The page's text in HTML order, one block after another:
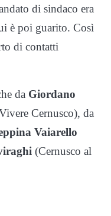
di sindaco era
è poi guarito. Così
di contatti
da Giordano
Cernusco), da
Vaiarello
(Cernusco al